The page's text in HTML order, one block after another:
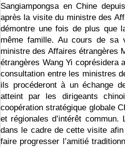
Sangiampongsa en Chine
après la visite du ministre des
démontre une fois de plus que
même famille. Au cours de sa
ministre des Affaires étrangères
étrangères Wang Yi coprésidera
consultation entre les ministres
ils procéderont à un échange
atteint par les dirigeants
coopération stratégique globale
et régionales d’intérêt
dans le cadre de cette visite
faire progresser l’amitié